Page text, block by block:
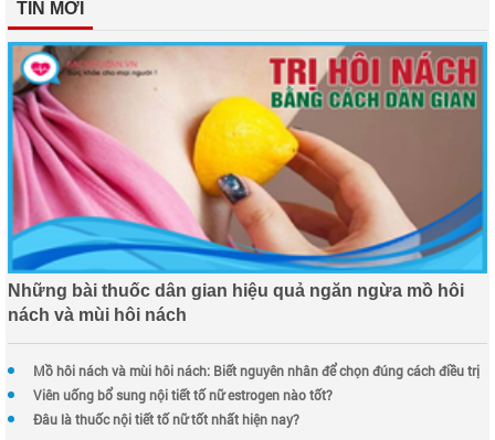
TIN MỚI
Những bài thuốc dân gian hiệu quả ngăn ngừa mồ hôi
nách và mùi hôi nách
Mồ hôi nách và mùi hôi nách: Biết nguyên nhân để chọn đúng cách điều trị
Viên uống bổ sung nội tiết tố nữ estrogen nào tốt?
Đâu là thuốc nội tiết tố nữ tốt nhất hiện nay?